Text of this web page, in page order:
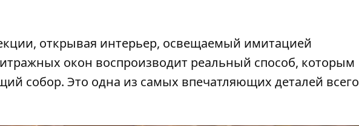
открывая интерьер, освещаемый имитацией
окон воспроизводит реальный способ, которым
собор. Это одна из самых впечатляющих деталей всего